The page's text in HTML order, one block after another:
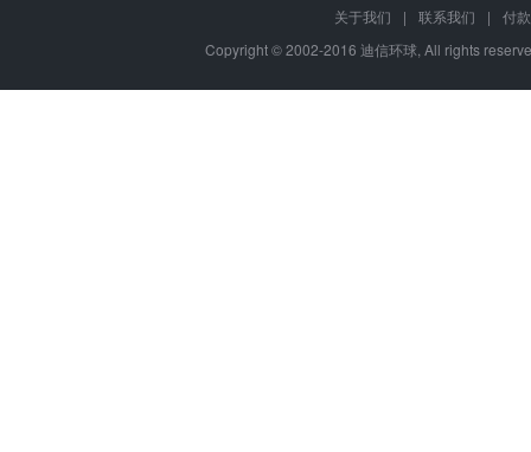
关于我们 | 联系我们 |
付
Copyright © 2002-2016 迪信环球, All rights